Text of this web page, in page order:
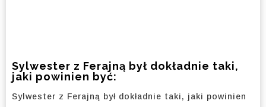
Sylwester z Ferajną był dokładnie taki,
jaki powinien być:
Sylwester z Ferajną był dokładnie taki, jaki powinien